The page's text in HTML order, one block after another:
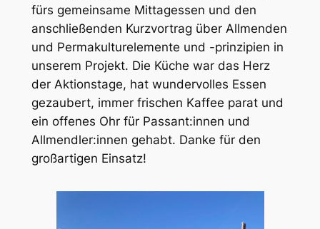
fürs gemeinsame Mittagessen und den
anschließenden Kurzvortrag über Allmenden
und Permakulturelemente und -prinzipien in
unserem Projekt. Die Küche war das Herz
der Aktionstage, hat wundervolles Essen
gezaubert, immer frischen Kaffee parat und
ein offenes Ohr für Passant:innen und
Allmendler:innen gehabt. Danke für den
großartigen Einsatz!